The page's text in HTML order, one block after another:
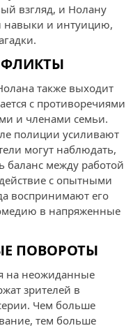
взгляд, и Нолану
навыки и интуицию,
также выходит
с противоречиями
и членами семьи.
полиции усиливают
могут наблюдать,
баланс между работой
с опытными
воспринимают его
в напряженные
ПОВОРОТЫ
на неожиданные
зрителей в
Чем больше
тем больше